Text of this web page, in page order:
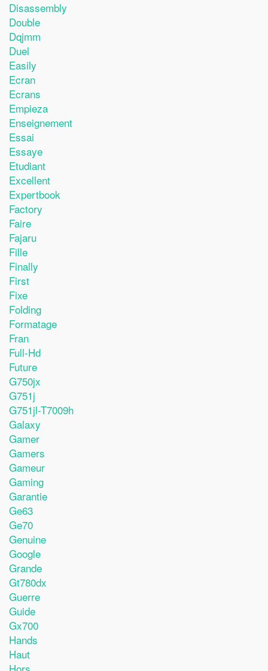
Disassembly
Double
Dqjmm
Duel
Easily
Ecran
Ecrans
Empieza
Enseignement
Essai
Essaye
Etudiant
Excellent
Expertbook
Factory
Faire
Fajaru
Fille
Finally
First
Fixe
Folding
Formatage
Fran
Full-Hd
Future
G750jx
G751j
G751jl-T7009h
Galaxy
Gamer
Gamers
Gameur
Gaming
Garantie
Ge63
Ge70
Genuine
Google
Grande
Gt780dx
Guerre
Guide
Gx700
Hands
Haut